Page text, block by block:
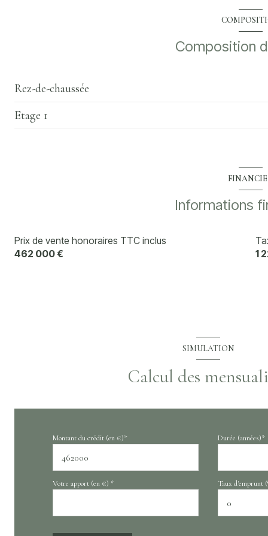
Composition
Rez-de-chaussée
entrée
cuisine
bureau
Etage 1
Informations
Prix de vente honoraires TTC inclus
462 000 €
1
SIMULATION
Calcul des
Montant du crédit (en €)* Durée (années)*
Votre apport (en €) * Taux d'emprunt